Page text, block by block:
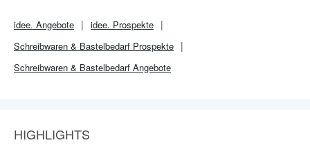
idee. Angebote idee. Prospekte
Schreibwaren & Bastelbedarf Prospekte
Schreibwaren & Bastelbedarf Angebote
HIGHLIGHTS